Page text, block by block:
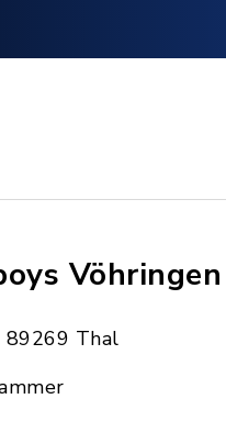
Vöhringen
89269 Thal